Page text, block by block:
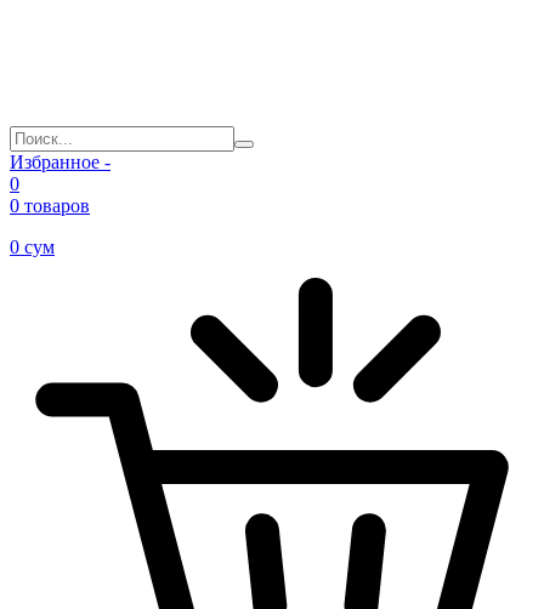
Избранное -
0
0 товаров
0 сум